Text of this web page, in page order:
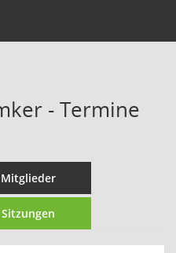
- Termine
Mitglieder
Sitzungen